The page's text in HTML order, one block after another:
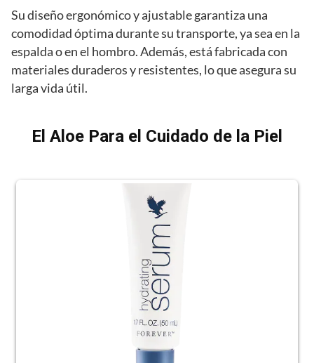
Su diseño ergonómico y ajustable garantiza una
comodidad óptima durante su transporte, ya sea en la
espalda o en el hombro. Además, está fabricada con
materiales duraderos y resistentes, lo que asegura su
larga vida útil.
El Aloe Para el Cuidado de la Piel